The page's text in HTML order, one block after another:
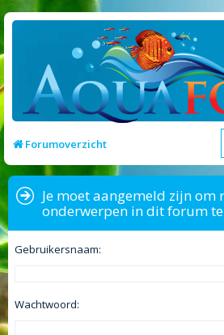
Forumoverzicht
Je moet aangemeld zijn om
onderwerpen in dit forum
Gebruikersnaam:
Wachtwoord: